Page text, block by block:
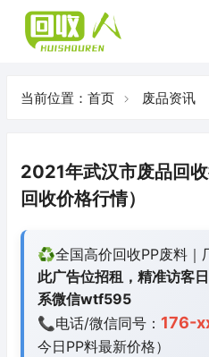
当前位置： 首页 废品资讯
2021年武汉市废品回
回收价格行情）
♻️全国高价回收PP废料｜
此广告位招租，精准访客
系微信wtf595
📞电话/微信同号： 176-
今日PP料最新价格）